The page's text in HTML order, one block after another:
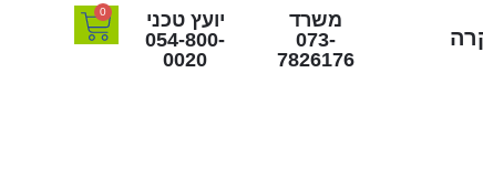
משרד
073-
7826176
יועץ טכני
054-800-
0020
0